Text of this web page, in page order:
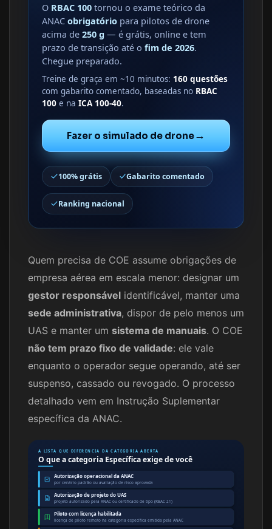
O RBAC 100 tornou o exame teórico da
ANAC obrigatório para pilotos de drone
acima de 250 g — é grátis, online e tem
prazo de transição até o fim de 2026.
Chegue preparado.
Treine de graça em ~10 minutos: 160 questões
com gabarito comentado, baseadas no RBAC
100 e na ICA 100-40.
Fazer o simulado de drone→
100% grátis Gabarito comentado
Ranking nacional
Quem precisa de COE assume obrigações de
empresa aérea em escala menor: designar um
gestor responsável identificável, manter uma
sede administrativa, dispor de pelo menos um
UAS e manter um sistema de manuais. O COE
não tem prazo fixo de validade: ele vale
enquanto o operador segue operando, até ser
suspenso, cassado ou revogado. O processo
detalhado vem em Instrução Suplementar
específica da ANAC.
A LISTA QUE DIFERENCIA DA CATEGORIA ABERTA
O que a categoria Específica exige de você
Autorização operacional da ANAC
por cenário padrão ou avaliação de risco aprovada
Autorização de projeto do UAS
projeto autorizado pela ANAC ou certificado de tipo (RBAC 21)
Piloto com licença habilitada
licença de piloto remoto na categoria específica emitida pela ANAC